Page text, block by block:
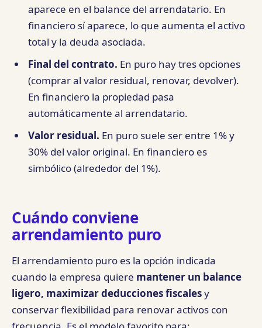
aparece en el balance del arrendatario. En
financiero sí aparece, lo que aumenta el activo
total y la deuda asociada.
Final del contrato. En puro hay tres opciones
(comprar al valor residual, renovar, devolver).
En financiero la propiedad pasa
automáticamente al arrendatario.
Valor residual. En puro suele ser entre 1% y
30% del valor original. En financiero es
simbólico (alrededor del 1%).
Cuándo conviene
arrendamiento puro
El arrendamiento puro es la opción indicada
cuando la empresa quiere mantener un balance
ligero, maximizar deducciones fiscalesy
conservar flexibilidad para renovar activos con